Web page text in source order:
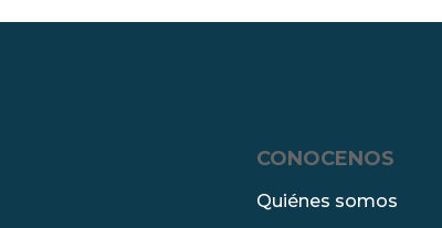
CONOCENOS
Quiénes somos